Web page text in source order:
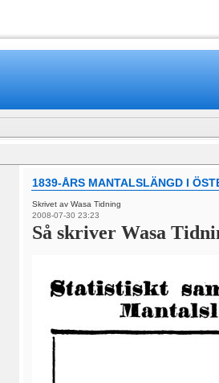
1839-ÅRS MANTALSLÄNGD I
Skrivet av Wasa Tidning
2008-07-30 23:23
Så skriver Wasa